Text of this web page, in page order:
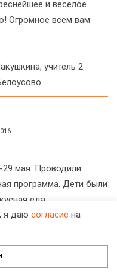
и весёлое
Огромное всем вам
учитель 2
мая. Проводили
программа. Дети были
еда.
Вечером, в
хороводы и
и индии).
никто не подвел.
я даю согласие на